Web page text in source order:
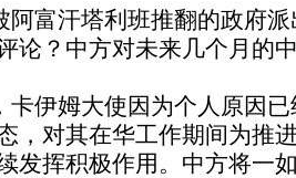
富汗塔利班推翻的政府派
论？中方对未来几个月的
伊姆大使因为个人原因已
，对其在华工作期间为推
发挥积极作用。中方将一